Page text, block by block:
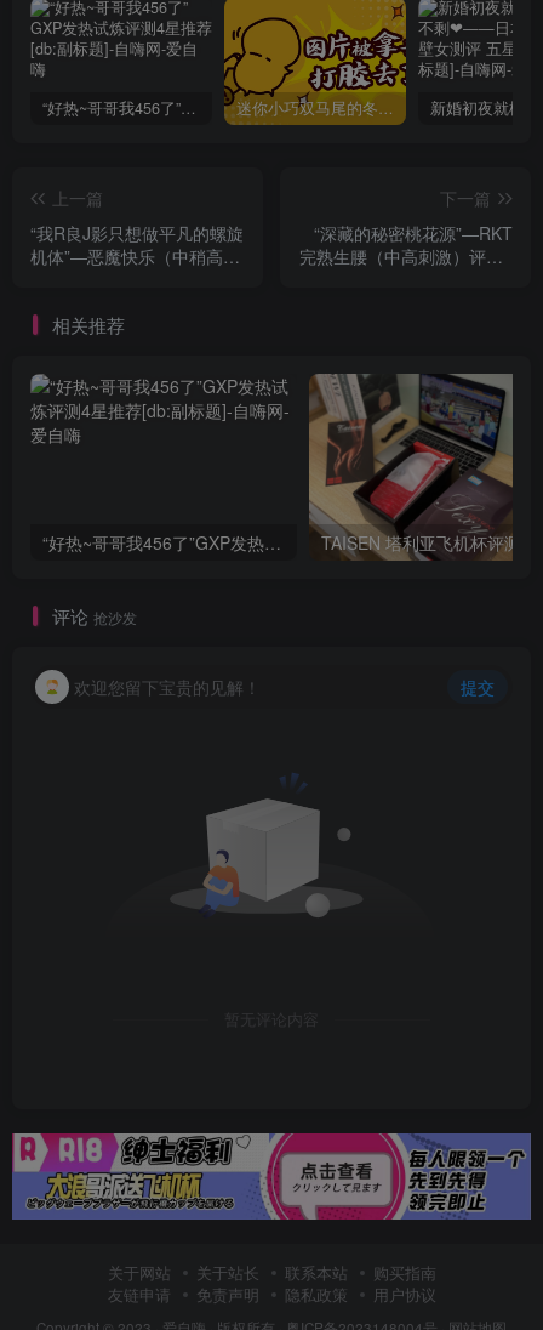
“好热~哥哥我456了”GXP发热试炼评测4星推荐[db:副标题] 迷你小巧双马尾的冬爱琴音写真分享，虎牙妹妹YYDS!
上一篇
“我R良J影只想做平凡的螺旋
机体”—恶魔快乐（中稍高刺
下一篇
“深藏的秘密桃花源”—RKT
完熟生腰（中高刺激）评测 |
相关推荐
“好热~哥哥我456了”GXP发热试炼评测4星推荐[db:副标题]
评论 抢沙发
欢迎您留下宝贵的见解！ 提交
暂无评论内容
关于网站 关于站长 联系本站
购买指南
友链申请
免责声明 隐私政策 用户协议